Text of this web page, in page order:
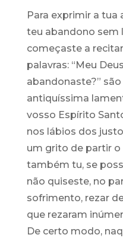
Para exprimir a tua
teu abandono sem
começaste a
palavras: “Meu
abandonaste?”
antiquíssima
vosso Espírito
nos lábios dos
um grito de partir o
também tu, se
não quiseste, no
sofrimento, rezar
que rezaram
De certo modo,